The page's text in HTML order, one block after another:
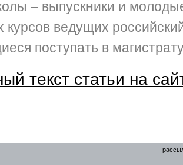
– выпускники и
курсов ведущих
поступать в
текст статьи на